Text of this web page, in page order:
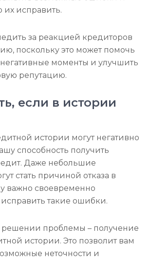
исправить.
за реакцией кредиторов
поскольку это может помочь
моменты и улучшить
репутацию.
если в истории
истории могут негативно
способность получить
Даже небольшие
стать причиной отказа в
важно своевременно
такие ошибки.
проблемы – получение
истории. Это позволит вам
неточности и